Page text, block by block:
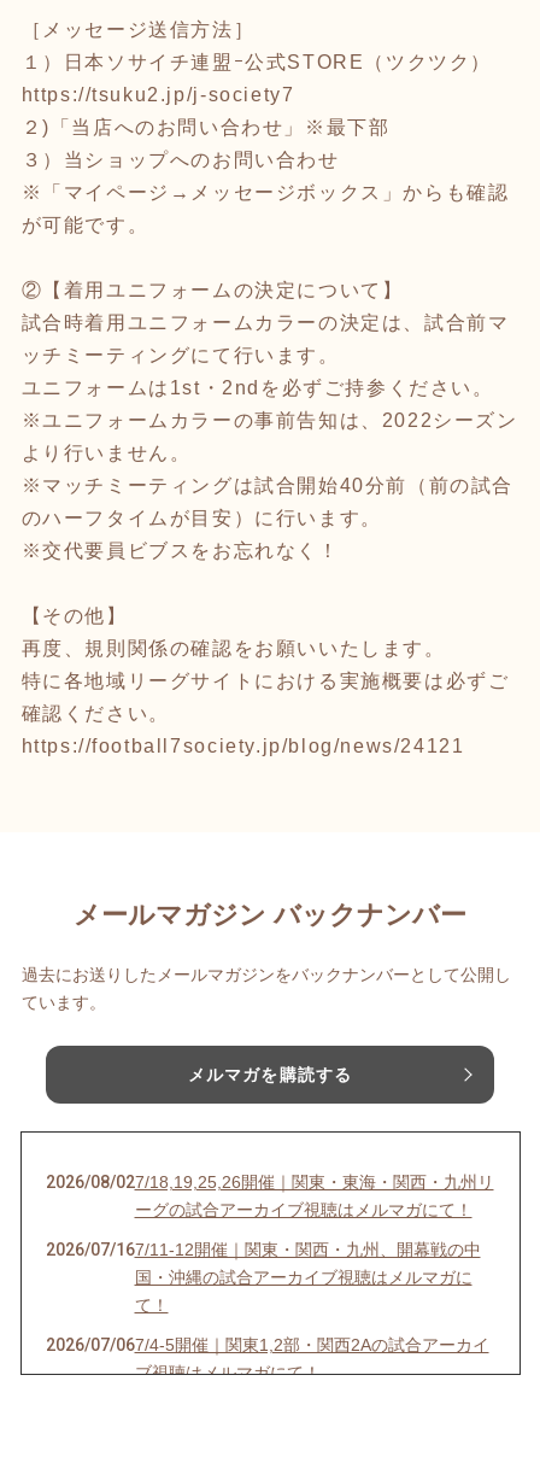
［メッセージ送信方法］
１）日本ソサイチ連盟ｰ公式STORE（ツクツク）
https://tsuku2.jp/j-society7
２)「当店へのお問い合わせ」※最下部
３）当ショップへのお問い合わせ
※「マイページ→メッセージボックス」からも確認
が可能です。
②【着用ユニフォームの決定について】
試合時着用ユニフォームカラーの決定は、試合前マ
ッチミーティングにて行います。
ユニフォームは1st・2ndを必ずご持参ください。
※ユニフォームカラーの事前告知は、2022シーズン
より行いません。
※マッチミーティングは試合開始40分前（前の試合
のハーフタイムが目安）に行います。
※交代要員ビブスをお忘れなく！
【その他】
再度、規則関係の確認をお願いいたします。
特に各地域リーグサイトにおける実施概要は必ずご
確認ください。
https://football7society.jp/blog/news/24121
メールマガジン バックナンバー
過去にお送りしたメールマガジンをバックナンバーとして公開し
ています。
メルマガを購読する
2026/08/027/18,19,25,26開催｜関東・東海・関西・九州リ
ーグの試合アーカイブ視聴はメルマガにて！
2026/07/167/11-12開催｜関東・関西・九州、開幕戦の中
国・沖縄の試合アーカイブ視聴はメルマガに
て！
2026/07/067/4-5開催｜関東1,2部・関西2Aの試合アーカイ
ブ視聴はメルマガにて！